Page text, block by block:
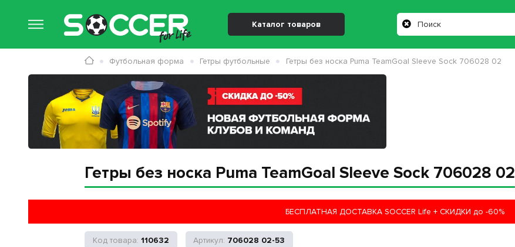
Гетры без носка Puma TeamGoal Sleeve Sock 706028 02
БЕСПЛАТНАЯ ДОСТАВКА SOCCER Life + СКИДКИ до -60%
110632 706028 02-53
Каталог товаров
Футбольная форма Гетры футбольные Гетры без носка Puma TeamGoal Sleeve Sock 706028 02